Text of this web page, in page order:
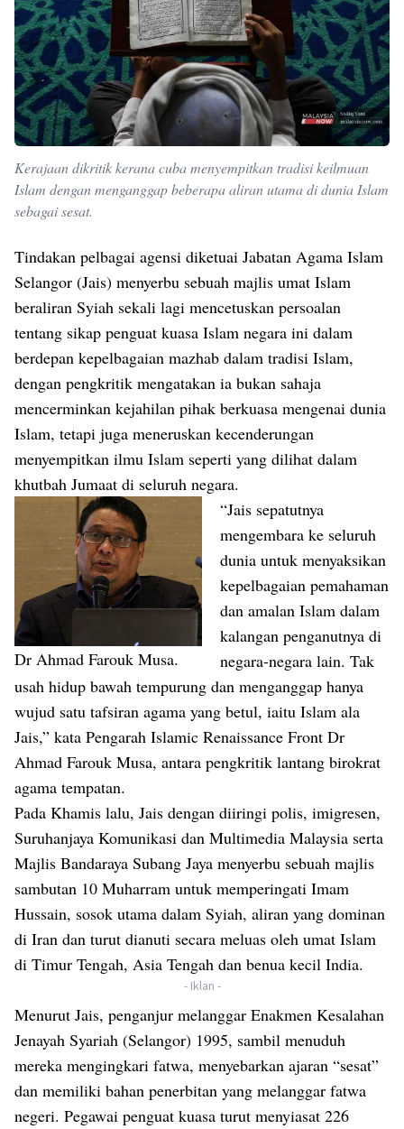
Kerajaan dikritik kerana cuba menyempitkan tradisi keilmuan
Islam dengan menganggap beberapa aliran utama di dunia Islam
sebagai sesat.
Tindakan pelbagai agensi diketuai Jabatan Agama Islam
Selangor (Jais) menyerbu sebuah majlis umat Islam
beraliran Syiah sekali lagi mencetuskan persoalan
tentang sikap penguat kuasa Islam negara ini dalam
berdepan kepelbagaian mazhab dalam tradisi Islam,
dengan pengkritik mengatakan ia bukan sahaja
mencerminkan kejahilan pihak berkuasa mengenai dunia
Islam, tetapi juga meneruskan kecenderungan
menyempitkan ilmu Islam seperti yang dilihat dalam
khutbah Jumaat di seluruh negara.
Dr Ahmad Farouk Musa.
“Jais sepatutnya
mengembara ke seluruh
dunia untuk menyaksikan
kepelbagaian pemahaman
dan amalan Islam dalam
kalangan penganutnya di
negara-negara lain. Tak
usah hidup bawah tempurung dan menganggap hanya
wujud satu tafsiran agama yang betul, iaitu Islam ala
Jais,” kata Pengarah Islamic Renaissance Front Dr
Ahmad Farouk Musa, antara pengkritik lantang birokrat
agama tempatan.
Pada Khamis lalu, Jais dengan diiringi polis, imigresen,
Suruhanjaya Komunikasi dan Multimedia Malaysia serta
Majlis Bandaraya Subang Jaya menyerbu sebuah majlis
sambutan 10 Muharram untuk memperingati Imam
Hussain, sosok utama dalam Syiah, aliran yang dominan
di Iran dan turut dianuti secara meluas oleh umat Islam
di Timur Tengah, Asia Tengah dan benua kecil India.
- Iklan -
Menurut Jais, penganjur melanggar Enakmen Kesalahan
Jenayah Syariah (Selangor) 1995, sambil menuduh
mereka mengingkari fatwa, menyebarkan ajaran “sesat”
dan memiliki bahan penerbitan yang melanggar fatwa
negeri. Pegawai penguat kuasa turut menyiasat 226